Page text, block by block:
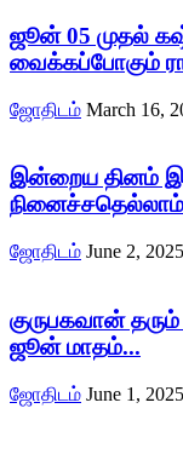
ஜூன் 05 முதல்
வைக்கப்போகும்
ஜோதிடம் March 16,
இன்றைய தினம்
நினைச்சதெல்லாம்
ஜோதிடம் June 2, 2025
குருபகவான்
ஜூன் மாதம்...
ஜோதிடம் June 1, 2025